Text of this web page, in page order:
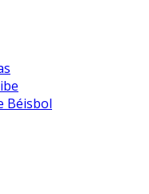
Béisbol